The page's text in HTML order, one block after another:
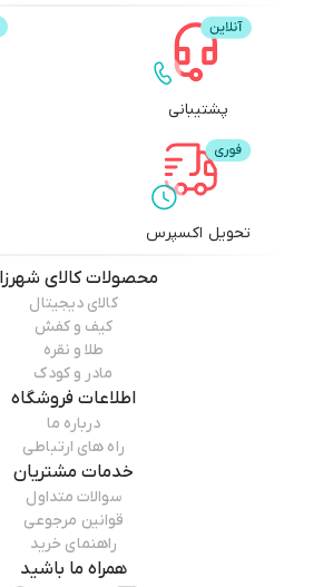
پشتیبانی
تحویل اکسپرس
محصولاتکالای
کالای دیجیتال
کیف و کفش
طلا و نقره
مادر و کودک
اطلاعات فروشگاه
درباره ما
راه های ارتباطی
خدمات مشتریان
سوالات متداول
قوانین مرجوعی
راهنمای خرید
همراه ما باشید